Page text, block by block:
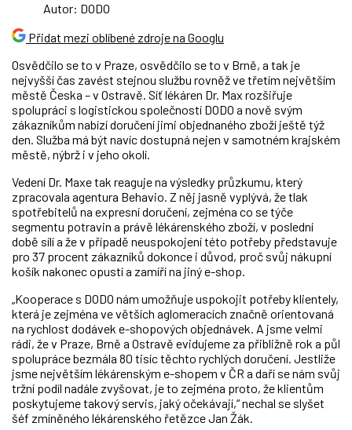
Autor: DODO
Přidat mezi oblíbené zdroje na Googlu
Osvědčilo se to v Praze, osvědčilo se to v Brně, a tak je
nejvyšší čas zavést stejnou službu rovněž ve třetím největším
městě Česka – v Ostravě. Síť lékáren Dr. Max rozšiřuje
spolupráci s logistickou společností DODO a nově svým
zákazníkům nabízí doručení jimi objednaného zboží ještě týž
den. Služba má být navíc dostupná nejen v samotném krajském
městě, nýbrž i v jeho okolí.
Vedení Dr. Maxe tak reaguje na výsledky průzkumu, který
zpracovala agentura Behavio. Z něj jasně vyplývá, že tlak
spotřebitelů na expresní doručení, zejména co se týče
segmentu potravin a právě lékárenského zboží, v poslední
době sílí a že v případě neuspokojení této potřeby představuje
pro 37 procent zákazníků dokonce i důvod, proč svůj nákupní
košík nakonec opustí a zamíří na jiný e-shop.
„Kooperace s DODO nám umožňuje uspokojit potřeby klientely,
která je zejména ve větších aglomeracích značně orientovaná
na rychlost dodávek e-shopových objednávek. A jsme velmi
rádi, že v Praze, Brně a Ostravě evidujeme za přibližně rok a půl
spolupráce bezmála 80 tisíc těchto rychlých doručení. Jestliže
jsme největším lékárenským e-shopem v ČR a daří se nám svůj
tržní podíl nadále zvyšovat, je to zejména proto, že klientům
poskytujeme takový servis, jaký očekávají,“ nechal se slyšet
šéf zmíněného lékárenského řetězce Jan Žák.